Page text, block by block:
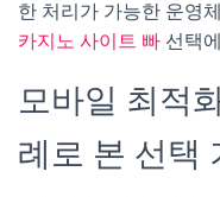
한 처리가 가능한 운영
카지노 사이트 빠 선택
모바일 최적
례로 본 선택